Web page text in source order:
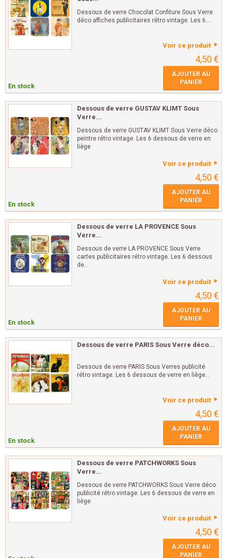
Dessous de verre Chocolat Confiture Sous Verre
déco affiches publicitaires rétro vintage. Les 6...
Voir ce produit
4,50 €
En stock
AJOUTER AU
PANIER
Dessous de verre GUSTAV KLIMT Sous
Verre...
Dessous de verre GUSTAV KLIMT Sous Verre déco
peintre rétro vintage. Les 6 dessous de verre en
liège
Voir ce produit
4,50 €
En stock
AJOUTER AU
PANIER
Dessous de verre LA PROVENCE Sous
Verre...
Dessous de verre LA PROVENCE Sous Verre
cartes publicitaires rétro vintage. Les 6 dessous
de...
Voir ce produit
4,50 €
En stock
AJOUTER AU
PANIER
Dessous de verre PARIS Sous Verre déco...
Dessous de verre PARIS Sous Verres publicité
rétro vintage. Les 6 dessous de verre en liège...
Voir ce produit
4,50 €
En stock
AJOUTER AU
PANIER
Dessous de verre PATCHWORKS Sous
Verre...
Dessous de verre PATCHWORKS Sous Verre déco
publicité rétro vintage. Les 6 dessous de verre en
liège
Voir ce produit
4,50 €
AJOUTER AU
PANIER